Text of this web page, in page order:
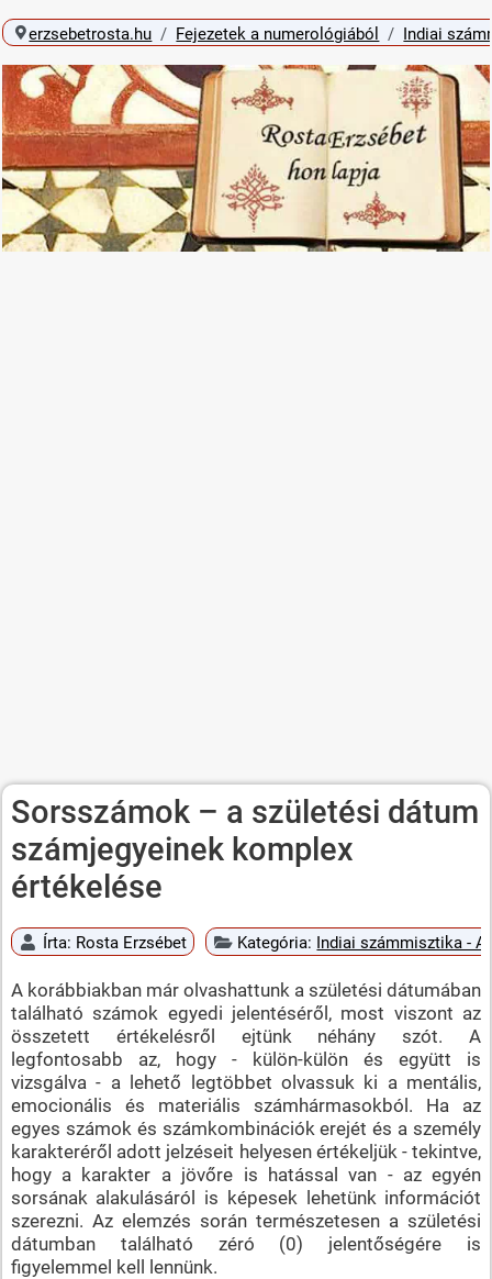
erzsebetrosta.hu Fejezetek a numerológiából Indiai
Sorsszámok – a születési dátum
számjegyeinek komplex
értékelése
Írta: Rosta Erzsébet Kategória: Indiai számmisztika -
A korábbiakban már olvashattunk a születési dátumában
található számok egyedi jelentéséről, most viszont az
összetett értékelésről ejtünk néhány szót. A
legfontosabb az, hogy - külön-külön és együtt is
vizsgálva - a lehető legtöbbet olvassuk ki a mentális,
emocionális és materiális számhármasokból. Ha az
egyes számok és számkombinációk erejét és a személy
karakteréről adott jelzéseit helyesen értékeljük - tekintve,
hogy a karakter a jövőre is hatással van - az egyén
sorsának alakulásáról is képesek lehetünk információt
szerezni. Az elemzés során természetesen a születési
dátumban található zéró (0) jelentőségére is
figyelemmel kell lennünk.